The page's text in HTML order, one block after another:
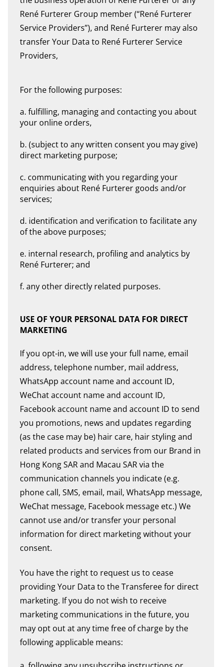
René Furterer Group member (“René Furterer
Service Providers”), and René Furterer may also
transfer Your Data to René Furterer Service
Providers,
For the following purposes:
a. fulfilling, managing and contacting you about
your online orders,
b. (subject to any written consent you may give)
direct marketing purpose;
c. communicating with you regarding your
enquiries about René Furterer goods and/or
services;
d. identification and verification to facilitate any
of the above purposes;
e. internal research, profiling and analytics by
René Furterer; and
f. any other directly related purposes.
USE OF YOUR PERSONAL DATA FOR DIRECT
MARKETING
If you opt-in, we will use your full name, email
address, telephone number, mail address,
WhatsApp account name and account ID,
WeChat account name and account ID,
Facebook account name and account ID to send
you promotions, news and updates regarding
(as the case may be) hair care, hair styling and
related products and services from our Brand in
Hong Kong SAR and Macau SAR via the
communication channels you indicate (e.g.
phone call, SMS, email, mail, WhatsApp message,
WeChat message, Facebook message etc.) We
cannot use and/or transfer your personal
information for direct marketing without your
consent.
You have the right to request us to cease
providing Your Data to the Transferee for direct
marketing. If you do not wish to receive
marketing communications in the future, you
may opt out at any time free of charge by the
following applicable means: